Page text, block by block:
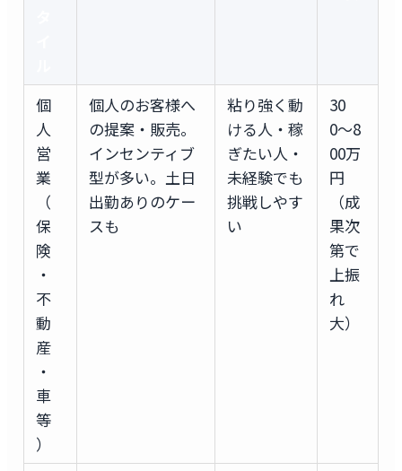
個
人
営
業
（
保
険
・
不
動
産
・
車
等
）
個人のお客様へ
の提案・販売。
インセンティブ
型が多い。土日
出勤ありのケー
スも
粘り強く動
ける人・稼
ぎたい人・
未経験でも
挑戦しやす
い
30
0〜8
00万
円
（成
果次
第で
上振
れ
大）